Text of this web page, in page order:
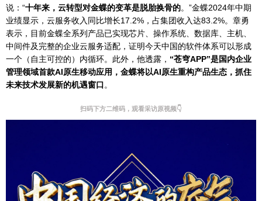
说：“十年来，云转型对金蝶的变革是脱胎换骨的。”金蝶2024年中期
业绩显示，云服务收入同比增长17.2%，占集团收入达83.2%。章勇
表示，目前金蝶全系列产品已实现芯片、操作系统、数据库、主机、
中间件及完整的企业云服务适配，证明今天中国的软件体系可以形成
一个（自主可控的）内循环。此外，他透露， “苍穹APP”是国内企业
管理领域首款AI原生移动应用，金蝶将以AI原生重构产品生态，抓住
未来技术发展新的机遇窗口 。
扫码下方二维码，观看采访原视频👇